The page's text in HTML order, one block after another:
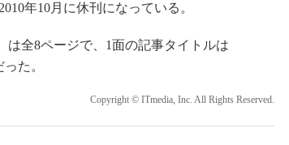
年10月に休刊になっている。
は全8ページで、1面の記事タイトルは
た。
Copyright © ITmedia, Inc. All Rights Reserved.